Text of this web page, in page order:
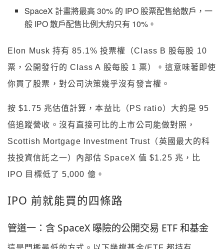
SpaceX 計畫將最高 30% 的 IPO 股票配售給散戶，一
般 IPO 散戶配售比例大約只有 10%。
Elon Musk 持有 85.1% 投票權（Class B 股每股 10
票，公開發行的 Class A 股每股 1 票）。這意味著即使
你買了股票，對公司決策幾乎沒有發言權。
按 $1.75 兆估值計算，本益比（PS ratio）大約是 95
倍追蹤營收。沒有直接可比的上市公司能做對照，
Scottish Mortgage Investment Trust（英國最大的科
技投資信託之一）內部估 SpaceX 值 $1.25 兆，比
IPO 目標低了 5,000 億。
IPO 前就能買的四條路
管道一：含 SpaceX 曝險的公開交易 ETF 和基金